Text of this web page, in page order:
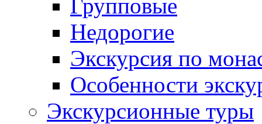
Групповые
Недорогие
Экскурсия по
Особенности
Экскурсионные туры